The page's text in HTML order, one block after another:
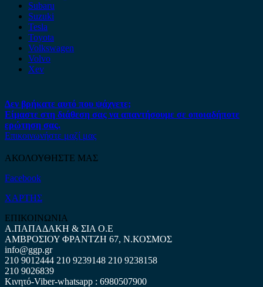
Subaru
Suzuki
Tesla
Toyota
Volkswagen
Volvo
Xev
Δεν βρήκατε αυτό που ψάχνετε;
Είμαστε στη διάθεση σας να απαντήσουμε σε οποιαδήποτε
ερώτηση σας.
Επικοινωνήστε μαζί μας
ΑΚΟΛΟΥΘΗΣΤΕ ΜΑΣ
Facebook
ΧΑΡΤΗΣ
ΕΠΙΚΟΙΝΩΝΙΑ
Α.ΠΑΠΑΔΑΚΗ & ΣΙΑ Ο.Ε
ΑΜΒΡΟΣΙΟΥ ΦΡΑΝΤΖΗ 67, Ν.ΚΟΣΜΟΣ
info@ggp.gr
210 9012444 210 9239148 210 9238158
210 9026839
Κινητό-Viber-whatsapp : 6980507900